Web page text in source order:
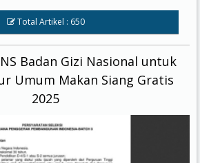
Total Artikel : 650
Badan Gizi Nasional untuk
Umum Makan Siang Gratis
2025